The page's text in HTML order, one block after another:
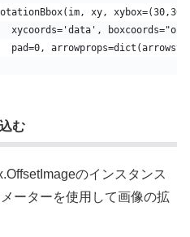
xy,
xycoords='data',
pad=0,
む
のインスタンス
ーターを使用して画像の拡